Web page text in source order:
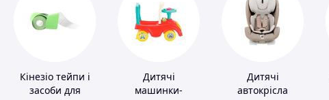
Кінезіо тейпи і
засоби для
Дитячі
машинки-
Дитячі
автокрісла